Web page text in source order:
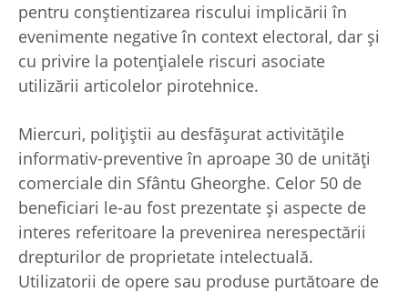
pentru conștientizarea riscului implicării în
evenimente negative în context electoral, dar și
cu privire la potențialele riscuri asociate
utilizării articolelor pirotehnice.
Miercuri, polițiștii au desfășurat activitățile
informativ-preventive în aproape 30 de unități
comerciale din Sfântu Gheorghe. Celor 50 de
beneficiari le-au fost prezentate și aspecte de
interes referitoare la prevenirea nerespectării
drepturilor de proprietate intelectuală.
Utilizatorii de opere sau produse purtătoare de